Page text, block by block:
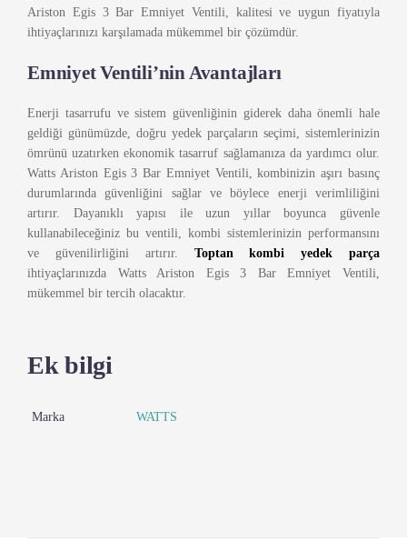
Ariston Egis 3 Bar Emniyet Ventili, kalitesi ve uygun fiyatıyla
ihtiyaçlarınızı karşılamada mükemmel bir çözümdür.
Emniyet Ventili’nin Avantajları
Enerji tasarrufu ve sistem güvenliğinin giderek daha önemli hale
geldiği günümüzde, doğru yedek parçaların seçimi, sistemlerinizin
ömrünü uzatırken ekonomik tasarruf sağlamanıza da yardımcı olur.
Watts Ariston Egis 3 Bar Emniyet Ventili, kombinizin aşırı basınç
durumlarında güvenliğini sağlar ve böylece enerji verimliliğini
artırır. Dayanıklı yapısı ile uzun yıllar boyunca güvenle
kullanabileceğiniz bu ventili, kombi sistemlerinizin performansını
ve güvenilirliğini artırır. Toptan kombi yedek parça
ihtiyaçlarınızda Watts Ariston Egis 3 Bar Emniyet Ventili,
mükemmel bir tercih olacaktır.
Ek bilgi
Marka WATTS